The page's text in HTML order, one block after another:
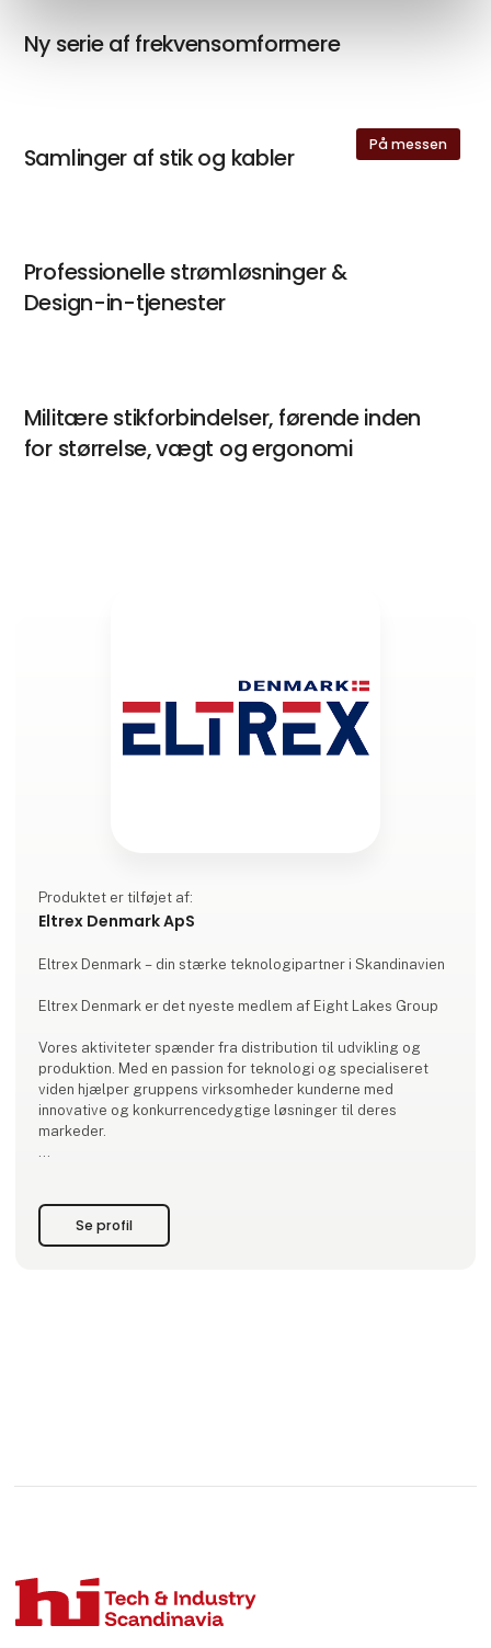
Ny serie af frekvensomformere
På messen
Samlinger af stik og kabler
Professionelle strømløsninger &
Design-in-tjenester
Militære stikforbindelser, førende inden
for størrelse, vægt og ergonomi
Produktet er tilføjet af:
Eltrex Denmark ApS
Eltrex Denmark – din stærke teknologipartner i Skandinavien
Eltrex Denmark er det nyeste medlem af Eight Lakes Group
Vores aktiviteter spænder fra distribution til udvikling og
produktion. Med en passion for teknologi og specialiseret
viden hjælper gruppens virksomheder kunderne med
innovative og konkurrencedygtige løsninger til deres
markeder.
dedikerede partner inden for alle typer strømforsyninger,
stikforbindelser, kabelsamlinger og displayløsninger i hele
Se profil